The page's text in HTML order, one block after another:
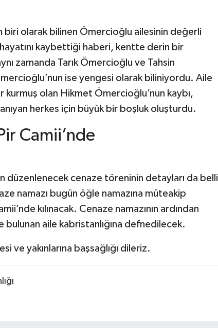
biri olarak bilinen Ömercioğlu ailesinin değerli
kaybettiği haberi, kentte derin bir
zamanda Tarık Ömercioğlu ve Tahsin
ise yengesi olarak biliniyordu. Aile
kurmuş olan Hikmet Ömercioğlu’nun kaybı,
herkes için büyük bir boşluk oluşturdu.
Camii’nde
düzenlenecek cenaze töreninin detayları da belli
namazı bugün öğle namazına müteakip
kılınacak. Cenaze namazının ardından
bulunan aile kabristanlığına defnedilecek.
ve yakınlarına başsağlığı dileriz.